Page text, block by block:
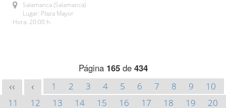
Salamanca (Salamanca)
Lugar: Plaza Mayor
Hora: 20:00 h.
Página 165de 434
<< < 1 2 3 4 5 6 7 8 9
10
11
12 13 14 15 16 17 18 19
20